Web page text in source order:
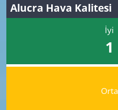
Alucra Hava Kalitesi
İyi
1
Orta